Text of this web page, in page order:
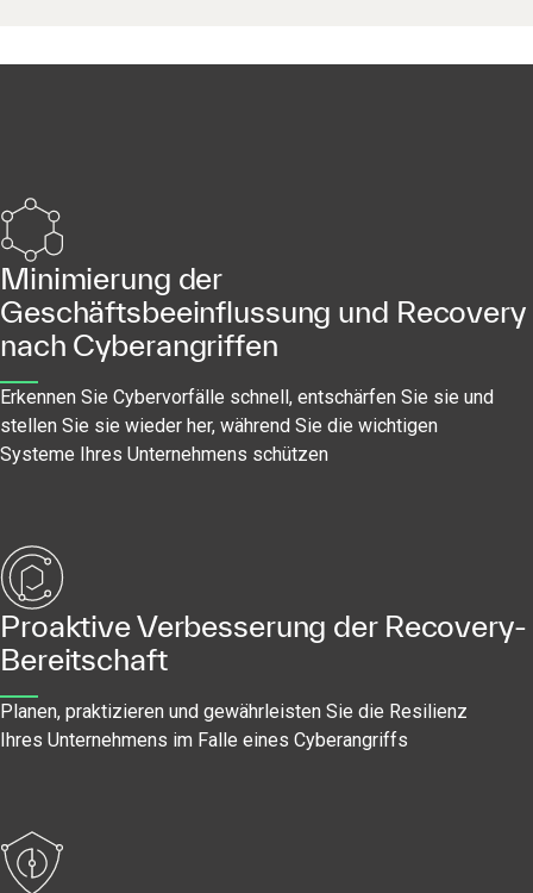
Minimierung der
Geschäftsbeeinflussung und Recovery
nach Cyberangriffen
Erkennen Sie Cybervorfälle schnell, entschärfen Sie sie und
stellen Sie sie wieder her, während Sie die wichtigen
Systeme Ihres Unternehmens schützen
Proaktive Verbesserung der Recovery-
Bereitschaft
Planen, praktizieren und gewährleisten Sie die Resilienz
Ihres Unternehmens im Falle eines Cyberangriffs